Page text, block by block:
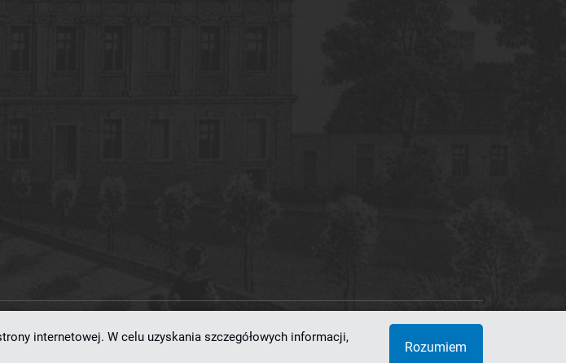
przezPoznańskie Centrum Superkomputerowo-Sieciowe
internetowej. W celu uzyskania szczegółowych informacji,
Rozumiem